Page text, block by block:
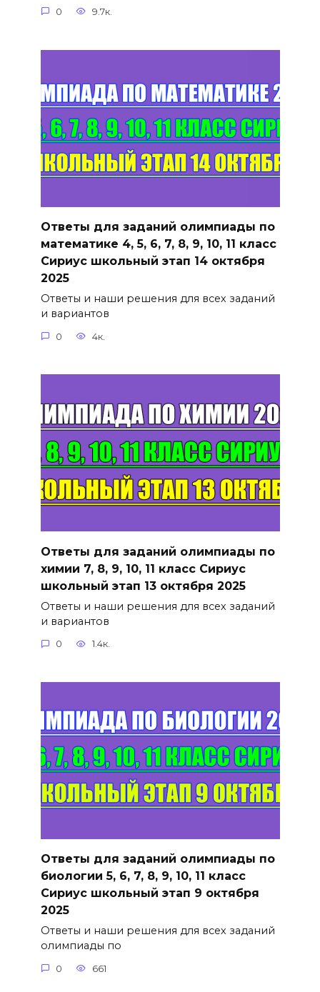
0 9.7к.
Ответы для заданий олимпиады по
математике 4, 5, 6, 7, 8, 9, 10, 11 класс
Сириус школьный этап 14 октября
2025
Ответы и наши решения для всех заданий
и вариантов
0 4к.
Ответы для заданий олимпиады по
химии 7, 8, 9, 10, 11 класс Сириус
школьный этап 13 октября 2025
Ответы и наши решения для всех заданий
и вариантов
0 1.4к.
Ответы для заданий олимпиады по
биологии 5, 6, 7, 8, 9, 10, 11 класс
Сириус школьный этап 9 октября
2025
Ответы и наши решения для всех заданий
олимпиады по
0 661